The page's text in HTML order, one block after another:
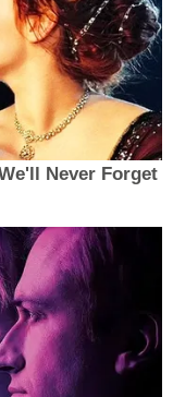
Never Forget